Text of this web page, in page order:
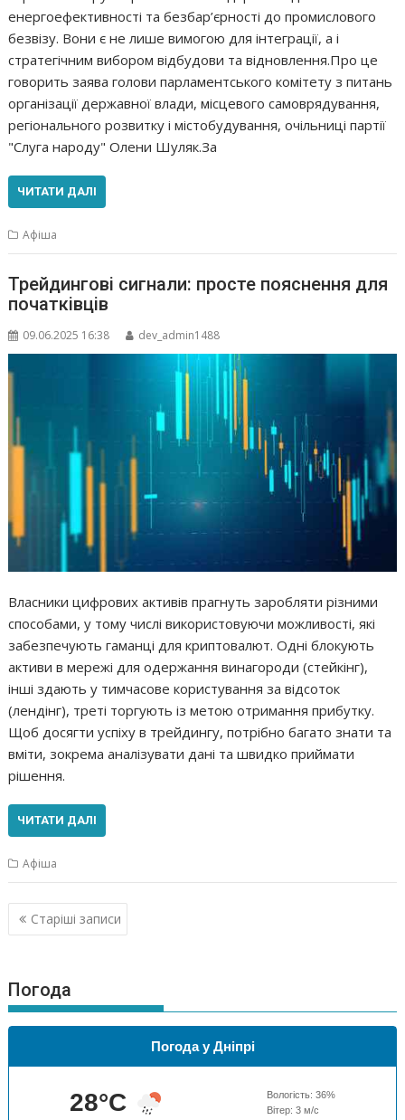
енергоефективності та безбар’єрності до промислового
безвізу. Вони є не лише вимогою для інтеграції, а і
стратегічним вибором відбудови та відновлення.Про це
говорить заява голови парламентського комітету з питань
організації державної влади, місцевого самоврядування,
регіонального розвитку і містобудування, очільниці партії
"Слуга народу" Олени Шуляк.За
ЧИТАТИ ДАЛІ
Афіша
Трейдингові сигнали: просте пояснення для
початківців
09.06.2025 16:38 dev_admin1488
Власники цифрових активів прагнуть заробляти різними
способами, у тому числі використовуючи можливості, які
забезпечують гаманці для криптовалют. Одні блокують
активи в мережі для одержання винагороди (стейкінг),
інші здають у тимчасове користування за відсоток
(лендінг), треті торгують із метою отримання прибутку.
Щоб досягти успіху в трейдингу, потрібно багато знати та
вміти, зокрема аналізувати дані та швидко приймати
рішення.
ЧИТАТИ ДАЛІ
Афіша
Навігація
за
Старіші записи
Погода
Погода у Дніпрі
28°C Вологість: 36%
Вітер: 3м/с